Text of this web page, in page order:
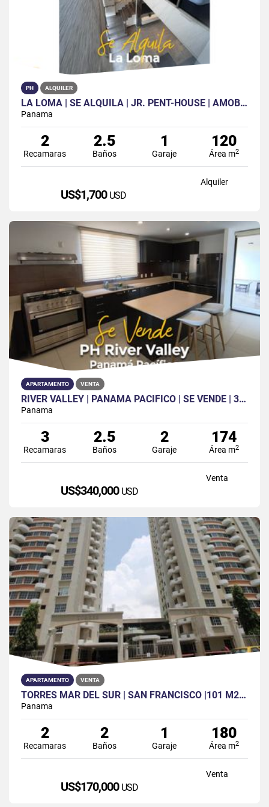
PH ALQUILER
LA LOMA | SE ALQUILA | JR. PENT-HOUSE | AMOBLADO | INTERNET INCLUIDO
Panama
2
Recamaras
2.5
Baños
1
Garaje
120
Área m2
Alquiler
US$1,700 USD
APARTAMENTO VENTA
RIVER VALLEY | PANAMA PACIFICO | SE VENDE | 3 REC | 2 BAÑOS | CBE
Panama
3
Recamaras
2.5
Baños
2
Garaje
174
Área m2
Venta
US$340,000 USD
APARTAMENTO VENTA
TORRES MAR DEL SUR | SAN FRANCISCO |101 M2 | 2 REC | 2 BAÑOS | 1 PAR
Panama
2
Recamaras
2
Baños
1
Garaje
180
Área m2
Venta
US$170,000 USD